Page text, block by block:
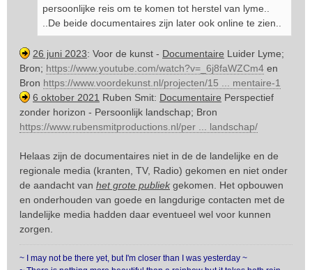
persoonlijke reis om te komen tot herstel van lyme..
..De beide documentaires zijn later ook online te zien..
26 juni 2023: Voor de kunst - Documentaire Luider Lyme;
Bron; https://www.youtube.com/watch?v=_6j8faWZCm4 en
Bron https://www.voordekunst.nl/projecten/15 ... mentaire-1
6 oktober 2021 Ruben Smit: Documentaire Perspectief
zonder horizon - Persoonlijk landschap; Bron
https://www.rubensmitproductions.nl/per ... landschap/
Helaas zijn de documentaires niet in de de landelijke en de
regionale media (kranten, TV, Radio) gekomen en niet onder
de aandacht van het grote publiek gekomen. Het opbouwen
en onderhouden van goede en langdurige contacten met de
landelijke media hadden daar eventueel wel voor kunnen
zorgen.
~ I may not be there yet, but I'm closer than I was yesterday ~